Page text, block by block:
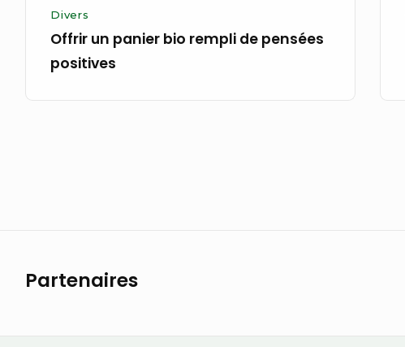
Divers
Offrir un panier bio rempli de pensées
positives
Partenaires